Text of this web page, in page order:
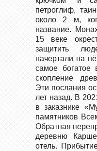
петроглиф,
около 2 м,
название.
15 веке
защитить
начертали на
самое
скопление
Эти послания
лет назад. В
в заказнике
памятников
Обратная
деревню
отель.